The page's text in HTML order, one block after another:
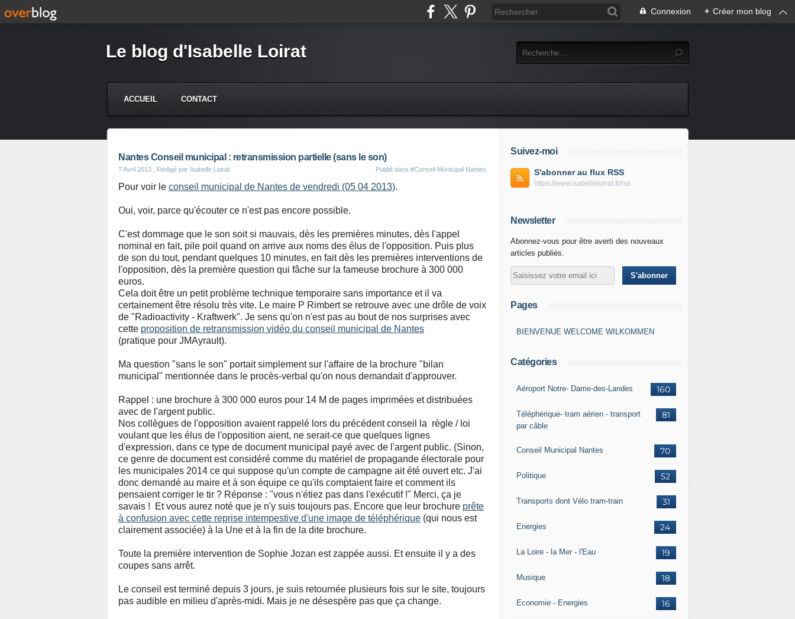
Connexion + Créer mon blog
Le blog d'Isabelle Loirat
ACCUEIL CONTACT
Nantes Conseil municipal : retransmission partielle (sans le son)
7 Avril 2013 , Rédigé par Isabelle Loirat Publié dans #Conseil Municipal Nantes
Pour voir le conseil municipal de Nantes de vendredi (05 04 2013).
Oui, voir, parce qu'écouter ce n'est pas encore possible.
C'est dommage que le son soit si mauvais, dès les premières minutes, dès l'appel
nominal en fait, pile poil quand on arrive aux noms des élus de l'opposition. Puis plus
de son du tout, pendant quelques 10 minutes, en fait dès les premières interventions de
l'opposition, dès la première question qui fâche sur la fameuse brochure à 300 000
euros.
Cela doit être un petit problème technique temporaire sans importance et il va
certainement être résolu très vite. Le maire P Rimbert se retrouve avec une drôle de voix
de "Radioactivity - Kraftwerk". Je sens qu'on n'est pas au bout de nos surprises avec
cette proposition de retransmission vidéo du conseil municipal de Nantes
(pratique pour JMAyrault).
Ma question "sans le son" portait simplement sur l'affaire de la brochure "bilan
municipal" mentionnée dans le procès-verbal qu'on nous demandait d'approuver.
Rappel : une brochure à 300 000 euros pour 14 M de pages imprimées et distribuées
avec de l'argent public.
Nos collègues de l'opposition avaient rappelé lors du précédent conseil la règle / loi
voulant que les élus de l'opposition aient, ne serait-ce que quelques lignes
d'expression, dans ce type de document municipal payé avec de l'argent public. (Sinon,
ce genre de document est considéré comme du matériel de propagande électorale pour
les municipales 2014 ce qui suppose qu'un compte de campagne ait été ouvert etc. J'ai
donc demandé au maire et à son équipe ce qu'ils comptaient faire et comment ils
pensaient corriger le tir ? Réponse : "vous n'étiez pas dans l'exécutif !" Merci, ça je
savais !
Et vous aurez noté que je n'y suis toujours pas. Encore que leur brochure prête
à confusion avec cette reprise intempestive d'une image de téléphérique (qui nous est
clairement associée) à la Une et à la fin de la dite brochure.
Toute la première intervention de Sophie Jozan est zappée aussi. Et ensuite il y a des
coupes sans arrêt.
Le conseil est terminé depuis 3 jours, je suis retournée plusieurs fois sur le site, toujours
pas audible en milieu d'après-midi. Mais je ne désespère pas que ça change.
Suivez-moi
S'abonner au flux RSS
https://www.isabelleloirat.fr/rss
Newsletter
Abonnez-vous pour être averti des nouveaux
articles publiés.
Pages
BIENVENUE WELCOME WILKOMMEN
Catégories
160
Aéroport Notre- Dame-des-Landes
81
Téléphérique- tram aérien - transport
par câble
70
Conseil Municipal Nantes
52
Politique
31
Transports dont Vélo tram-train
24
Energies
19
La Loire - la Mer - l'Eau
18
Musique
16
Economie - Energies